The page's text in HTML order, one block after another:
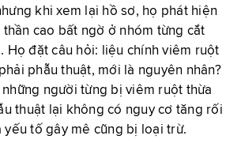
khi xem lại hồ sơ, họ phát hiện
cao bất ngờ ở nhóm từng cắt
Họ đặt câu hỏi: liệu chính viêm ruột
phẫu thuật, mới là nguyên nhân?
những người từng bị viêm ruột thừa
thuật lại không có nguy cơ tăng rối
yếu tố gây mê cũng bị loại trừ.